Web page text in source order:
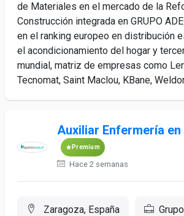
de Materiales en el mercado de la
Construcción integrada en GRUPO
en el ranking europeo en distribución
el acondicionamiento del hogar y
mundial, matriz de empresas como
Tecnomat, Saint Maclou, KBane,
Auxiliar Enfermería
Premium
Hace 2 semanas
Zaragoza, España